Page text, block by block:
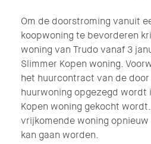
Om de doorstroming vanuit
koopwoning te bevorderen
woning van Trudo vanaf 3
Slimmer Kopen woning.
het huurcontract van de
huurwoning opgezegd wordt
Kopen woning gekocht
vrijkomende woning
kan gaan worden.